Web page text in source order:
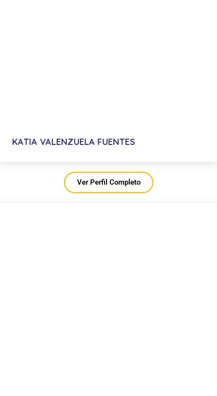
KATIA VALENZUELA FUENTES
Ver Perfil Completo